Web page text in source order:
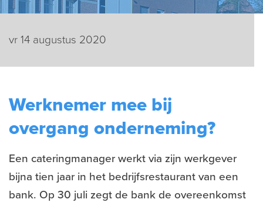
vr 14 augustus 2020
Werknemer mee bij
overgang onderneming?
Een cateringmanager werkt via zijn werkgever
bijna tien jaar in het bedrijfsrestaurant van een
bank. Op 30 juli zegt de bank de overeenkomst